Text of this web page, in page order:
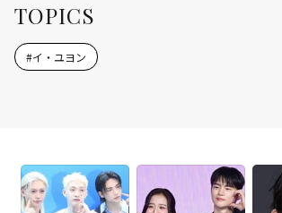
TOPICS
#イ・ユヨン